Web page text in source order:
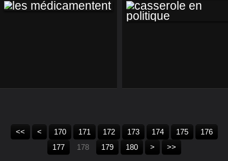
<< < 100
110
120
130
140
150
160
170 171 172 173 174 175
176
177
178 179 180 190
200
> >>